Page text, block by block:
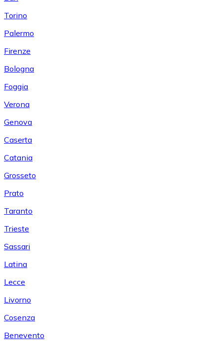
Torino
Palermo
Firenze
Bologna
Foggia
Verona
Genova
Caserta
Catania
Grosseto
Prato
Taranto
Trieste
Sassari
Latina
Lecce
Livorno
Cosenza
Benevento